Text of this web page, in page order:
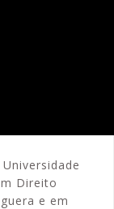
Direito
e em